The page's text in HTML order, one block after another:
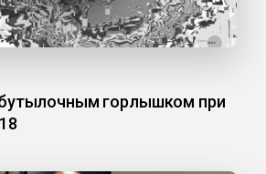
горлышком при